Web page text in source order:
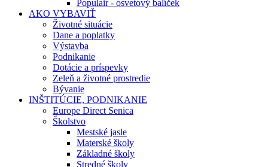
Populair - osvetový balíček
AKO VYBAVIŤ
Životné situácie
Dane a poplatky
Výstavba
Podnikanie
Dotácie a príspevky
Zeleň a životné prostredie
Bývanie
INŠTITÚCIE, PODNIKANIE
Europe Direct Senica
Školstvo
Mestské jasle
Materské školy
Základné školy
Stredné školy